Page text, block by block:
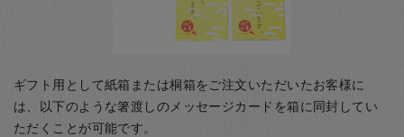
ギフト用として紙箱または桐箱をご注文いただいたお客様に
は、以下のような箸渡しのメッセージカードを箱に同封してい
ただくことが可能です。